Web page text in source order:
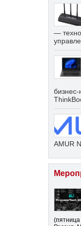
—
бизнес-
AMUR